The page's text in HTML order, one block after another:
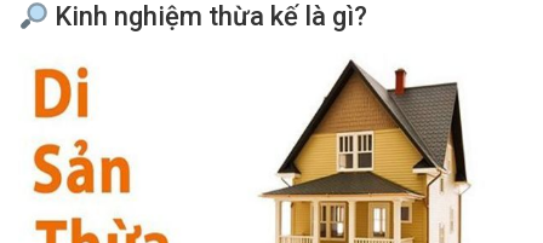
Kinh nghiệm thừa kế là gì?